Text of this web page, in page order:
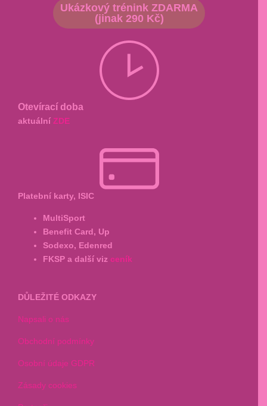
Ukázkový trénink ZDARMA
(jinak 290 Kč)
Otevírací doba
aktuální ZDE
Platební karty, ISIC
MultiSport
Benefit Card, Up
Sodexo, Edenred
FKSP a další viz ceník
DŮLEŽITÉ ODKAZY
Napsali o nás
Obchodní podmínky
Osobní údaje GDPR
Zásady cookies